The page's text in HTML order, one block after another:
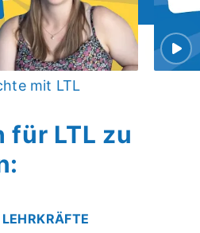
mit LTL
für LTL zu